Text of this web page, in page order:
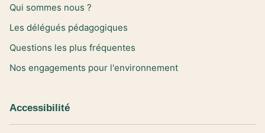
Qui sommes nous ?
Les délégués pédagogiques
Questions les plus fréquentes
Nos engagements pour l'environnement
Accessibilité